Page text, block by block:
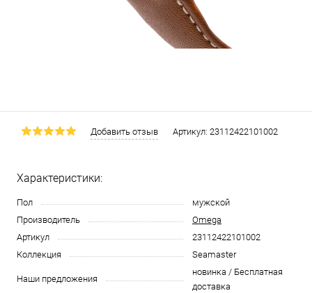
Добавить отзыв Артикул: 23112422101002
Характеристики:
Пол
мужской
Производитель
Omega
Артикул
23112422101002
Коллекция
Seamaster
Наши предложения
новинка / Бесплатная
доставка